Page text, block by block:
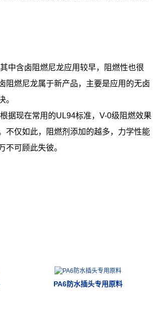
中含卤阻燃尼龙应用较早，阻燃性也很
阻燃尼龙属于新产品，主要是应用的无卤
。
据现在常用的UL94标准，V-0级阻燃效果
不仅如此，阻燃剂添加的越多，力学性能
可顾此失彼。
PA6防水插头专用原料